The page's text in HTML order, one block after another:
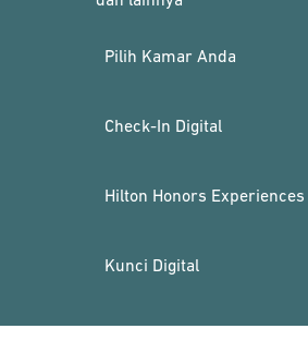
Pilih Kamar Anda
Check-In Digital
Hilton Honors Experiences
Kunci Digital